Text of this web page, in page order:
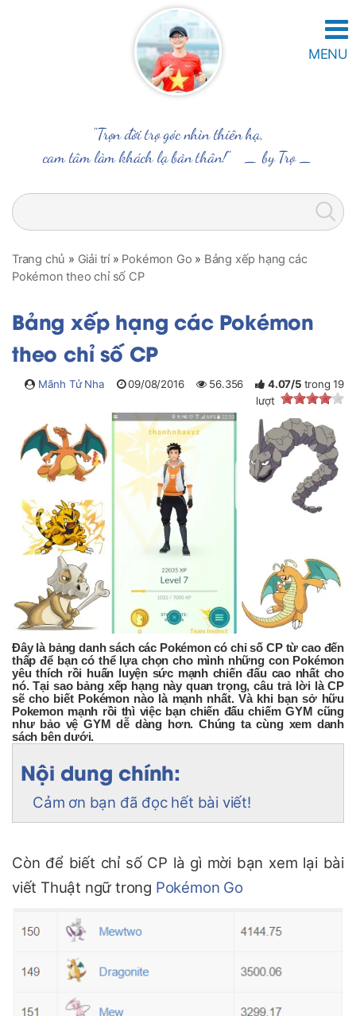
"Trọn đời trọ góc nhìn thiên hạ,
cam tâm làm khách lạ bản thân!" _by Trọ_
MENU
Trang chủ » Giải trí» Pokémon Go » Bảng xếp hạng các
Pokémon theo chỉ số CP
Bảng xếp hạng các Pokémon
theo chỉ số CP
Mãnh Tử Nha 09/08/2016 56.356 4.07/5 trong19
lượt
Đây là bảng danh sách các Pokémon có chỉ số CP từ cao đến
thấp để bạn có thể lựa chọn cho mình những con Pokémon
yêu thích rồi huấn luyện sức mạnh chiến đấu cao nhất cho
nó. Tại sao bảng xếp hạng này quan trọng, câu trả lời là CP
sẽ cho biết Pokémon nào là mạnh nhất. Và khi bạn sở hữu
Pokemon mạnh rồi thì việc bạn chiến đấu chiếm GYM cũng
như bảo vệ GYM dễ dàng hơn. Chúng ta cùng xem danh
sách bên dưới.
Nội dung chính:
Cảm ơn bạn đã đọc hết bài viết!
Còn để biết chỉ số CP là gì mời bạn xem lại bài
viết Thuật ngữ trong Pokémon Go